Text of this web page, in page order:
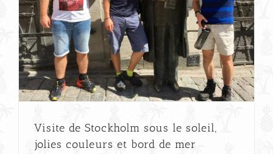
Visite de Stockholm sous le soleil,
jolies couleurs et bord de mer